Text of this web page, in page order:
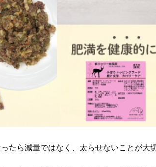
たら減量ではなく、太らせないことが大